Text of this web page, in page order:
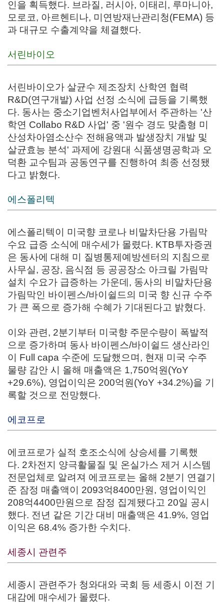
인을 획득했다. 브라질, 러시아, 이태리, 루마니아,
모로코, 아르헨티나, 미연방재난관리청(FEMA) 등
과 대규모 수출계약을 체결했다.
서린바이오
서린바이오가 살균수 제조장치 산학연 협력
R&D(연구개발) 사업 선정 소식에 급등을 기록했
다. 동사는 중소기업벤처사업부에서 주관하는 '산
학연 Collabo R&D 사업' 중 '원수 경도 맞춤형 미
산성차아염소산수 전해용액과 발생장치 개발 및
살균효능 분석' 과제에 강원대 식품생명공학과 오
덕환 교수팀과 공동연구를 진행하여 최종 선정됐
다고 밝혔다.
에스폴리텍
에스폴리텍이 미국향 코로나 비말차단용 가림막
수요 급증 소식에 매수세가 몰렸다. KTB투자증권
은 동사에 대해 미 질병통제예방센터의 지침으로
사무실, 공장, 음식점 등 공공장소 아크릴 가림막
설치 수요가 급증하는 가운데, 동사의 비말차단용
가림막인 바이펜스/바이쉴드의 미국 향 신규 수주
가 큰 폭으로 증가해 수혜가 기대된다고 밝혔다.
이와 관련, 2분기부터 미국향 주문수량이 폭발적
으로 증가하며 동사 바이펜스/바이쉴드 생산라인
이 Full capa 수준에 도달했으며, 현재 미국 수주
물량 감안 시 올해 매출액은 1,750억원(YoY
+29.6%), 영업이익은 200억원(YoY +34.2%)을 기
록할 것으로 전망했다.
에코프로
에코프로가 실적 호조소식에 상승세를 기록했
다. 2차전지 양극활물질 및 온실가스 제거 시스템
전문업체로 알려져 에코프로는 올해 2분기 연결기
준 잠정 매출액이 2093억8400만원, 영업이익인
208억4400만원으로 잠정 집계됐다고 20일 공시
했다. 전년 같은 기간 대비 매출액은 41.9%, 영업
이익은 68.4% 증가한 수치다.
세종시 관련주
세종시 관련주가 청와대와 국회 등 세종시 이전 기
대감에 매수세가 몰렸다.